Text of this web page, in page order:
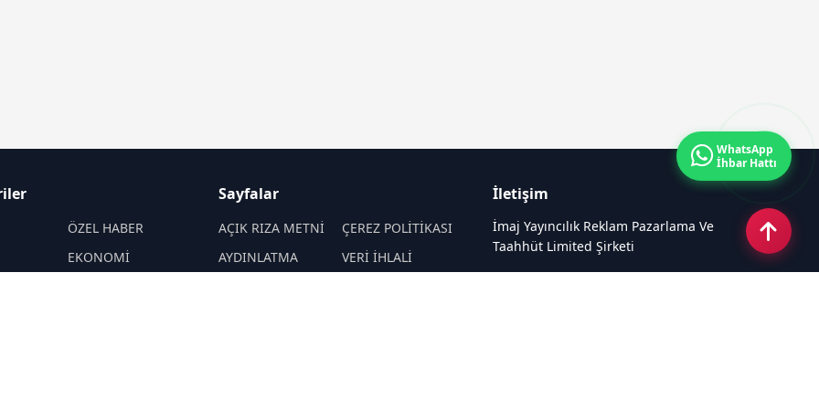
ÖZEL HABER
EKONOMİ
Sayfalar
AÇIK RIZA METNİ
ÇEREZ POLİTİKASI
AYDINLATMA
VERİ İHLALİ
İletişim
İmaj Yayıncılık Reklam Pazarlama Ve
Taahhüt Limited Şirketi
WhatsApp
İhbar Hattı